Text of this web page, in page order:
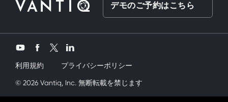
デモのご予約はこちら
YouTubeFacebookTwitterLinkedIn
利用規約 プライバシーポリシー
© 2026 Vantiq, Inc. 無断転載を禁じます
siktikmobil pornove bir yandanda onu nasıl kullanırım diye